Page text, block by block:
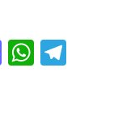
M
W